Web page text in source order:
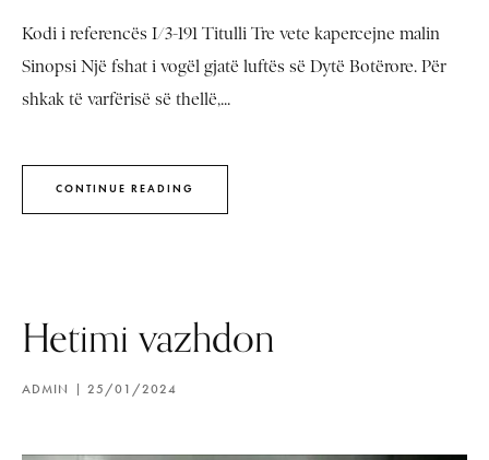
Kodi i referencës I/3-191 Titulli Tre vete kapercejne malin
Sinopsi Një fshat i vogël gjatë luftës së Dytë Botërore. Për
shkak të varfërisë së thellë,...
CONTINUE READING
Hetimi vazhdon
ADMIN 25/01/2024